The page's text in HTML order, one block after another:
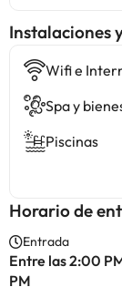
Instalaciones
Wifi e
Spa y
Piscinas
Horario de
Entrada
Entre las 2:00
PM